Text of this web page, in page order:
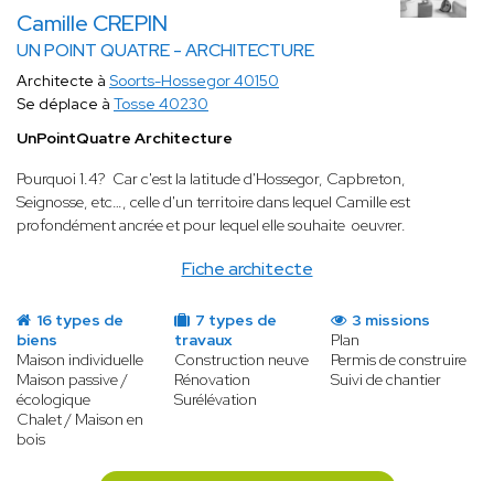
Camille CREPIN
UN POINT QUATRE - ARCHITECTURE
Fiche architecte
Architecte à Soorts-Hossegor 40150
Se déplace à Tosse 40230
UnPointQuatre Architecture
Pourquoi 1.4? Car c'est la latitude d'Hossegor, Capbreton,
Seignosse, etc…, celle d'un territoire dans lequel Camille est
profondément ancrée et pour lequel elle souhaite oeuvrer.
16 types de
biens
Maison individuelle
Maison passive /
écologique
Chalet / Maison en
bois
7 types de
travaux
Construction neuve
Rénovation
Surélévation
3 missions
Plan
Permis de construire
Suivi de chantier